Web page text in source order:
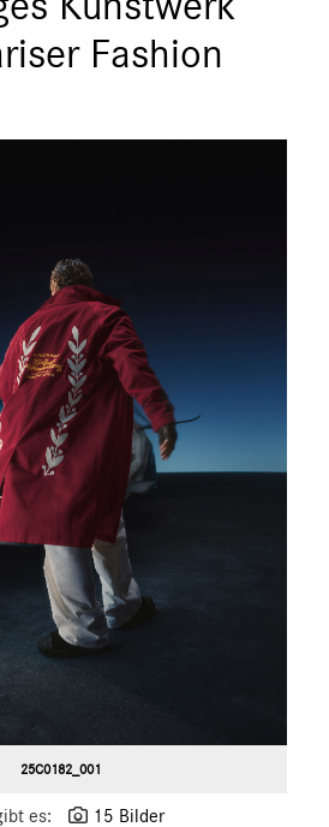
Fashion
25C0182_001
es:
15 Bilder